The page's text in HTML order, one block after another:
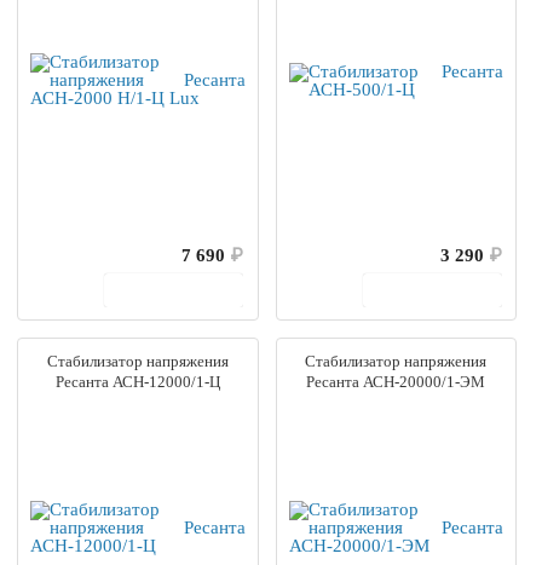
7 690 ₽
3 290 ₽
Стабилизатор напряжения
Ресанта АСН-12000/1-Ц
Стабилизатор напряжения
Ресанта АСН-20000/1-ЭМ